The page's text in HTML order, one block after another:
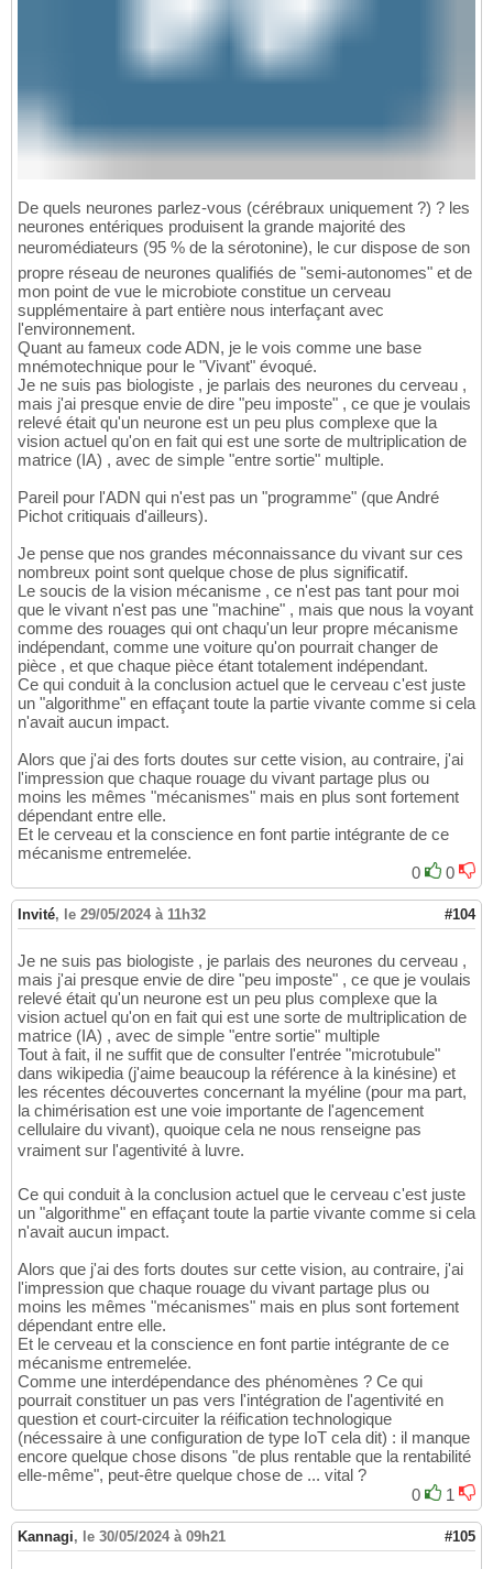
De quels neurones parlez-vous (cérébraux uniquement ?) ? les
neurones entériques produisent la grande majorité des
neuromédiateurs (95 % de la sérotonine), le cur dispose de son
propre réseau de neurones qualifiés de "semi-autonomes" et de
mon point de vue le microbiote constitue un cerveau
supplémentaire à part entière nous interfaçant avec
l'environnement.
Quant au fameux code ADN, je le vois comme une base
mnémotechnique pour le "Vivant" évoqué.
Je ne suis pas biologiste , je parlais des neurones du cerveau ,
mais j'ai presque envie de dire "peu imposte" , ce que je voulais
relevé était qu'un neurone est un peu plus complexe que la
vision actuel qu'on en fait qui est une sorte de multriplication de
matrice (IA) , avec de simple "entre sortie" multiple.
Pareil pour l'ADN qui n'est pas un "programme" (que André
Pichot critiquais d'ailleurs).
Je pense que nos grandes méconnaissance du vivant sur ces
nombreux point sont quelque chose de plus significatif.
Le soucis de la vision mécanisme , ce n'est pas tant pour moi
que le vivant n'est pas une "machine" , mais que nous la voyant
comme des rouages qui ont chaqu'un leur propre mécanisme
indépendant, comme une voiture qu'on pourrait changer de
pièce , et que chaque pièce étant totalement indépendant.
Ce qui conduit à la conclusion actuel que le cerveau c'est juste
un "algorithme" en effaçant toute la partie vivante comme si cela
n'avait aucun impact.
Alors que j'ai des forts doutes sur cette vision, au contraire, j'ai
l'impression que chaque rouage du vivant partage plus ou
moins les mêmes "mécanismes" mais en plus sont fortement
dépendant entre elle.
Et le cerveau et la conscience en font partie intégrante de ce
mécanisme entremelée.
0
0
Invité, le 29/05/2024 à 11h32 #104
Je ne suis pas biologiste , je parlais des neurones du cerveau ,
mais j'ai presque envie de dire "peu imposte" , ce que je voulais
relevé était qu'un neurone est un peu plus complexe que la
vision actuel qu'on en fait qui est une sorte de multriplication de
matrice (IA) , avec de simple "entre sortie" multiple
Tout à fait, il ne suffit que de consulter l'entrée "microtubule"
dans wikipedia (j'aime beaucoup la référence à la kinésine) et
les récentes découvertes concernant la myéline (pour ma part,
la chimérisation est une voie importante de l'agencement
cellulaire du vivant), quoique cela ne nous renseigne pas
vraiment sur l'agentivité à luvre.
Ce qui conduit à la conclusion actuel que le cerveau c'est juste
un "algorithme" en effaçant toute la partie vivante comme si cela
n'avait aucun impact.
Alors que j'ai des forts doutes sur cette vision, au contraire, j'ai
l'impression que chaque rouage du vivant partage plus ou
moins les mêmes "mécanismes" mais en plus sont fortement
dépendant entre elle.
Et le cerveau et la conscience en font partie intégrante de ce
mécanisme entremelée.
Comme une interdépendance des phénomènes ? Ce qui
pourrait constituer un pas vers l'intégration de l'agentivité en
question et court-circuiter la réification technologique
(nécessaire à une configuration de type IoT cela dit) : il manque
encore quelque chose disons "de plus rentable que la rentabilité
elle-même", peut-être quelque chose de ... vital ?
0
1
Kannagi, le 30/05/2024 à 09h21 #105